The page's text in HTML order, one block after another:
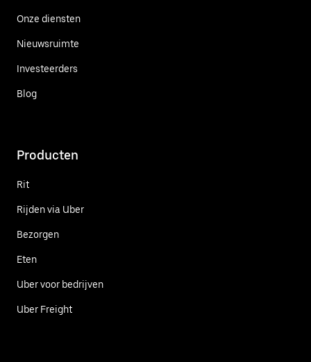
Onze diensten
Nieuwsruimte
Investeerders
Blog
Producten
Rit
Rijden via Uber
Bezorgen
Eten
Uber voor bedrijven
Uber Freight